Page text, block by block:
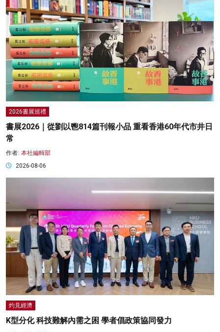
2026書展巡禮
書展2026｜從劉以鬯814篇刊報小品 重看香港60年代市井日
常
作者: 本社編輯部
2026-08-06
灼見經濟
K型分化 科技難解內需之困 學者倡政策協同發力